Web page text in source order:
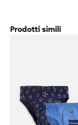
Prodotti simili